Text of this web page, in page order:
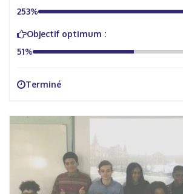
253%
Objectif optimum :
51%
Terminé